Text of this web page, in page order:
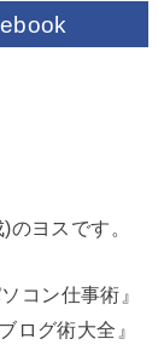
ヨスです。
コン仕事術』
ログ術大全』